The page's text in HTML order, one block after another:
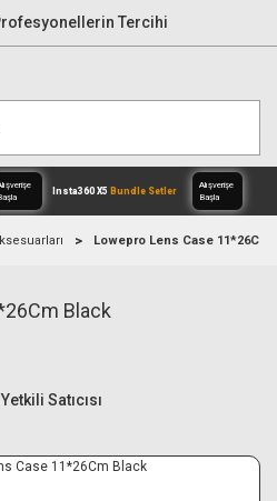
Tercihi
Setler
Lowepro Lens Case 11*26Cm
Black
Satıcısı